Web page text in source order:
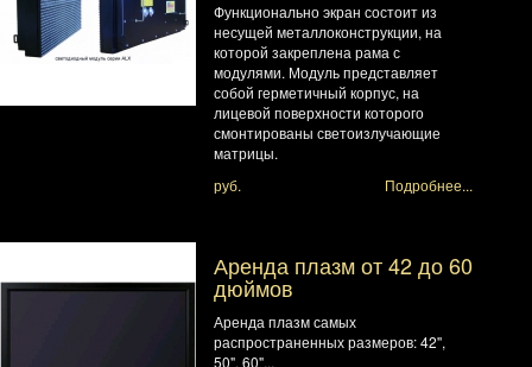
Функционально экран состоит из
несущей металлоконструкции, на
которой закреплена рама с
модулями. Модуль представляет
собой герметичный корпус, на
лицевой поверхности которого
смонтированы светоизлучающие
матрицы.
руб.
Подробнее...
Аренда плазм от 42 до 60
дюймов
Аренда плазм самых
распространенных размеров: 42'',
50", 60"...